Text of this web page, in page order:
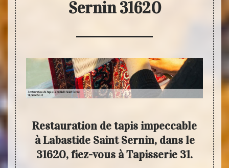
Sernin 31620
?
les
Restauration de tapis impeccable
à Labastide Saint Sernin, dans le
31620, fiez-vous à Tapisserie 31.